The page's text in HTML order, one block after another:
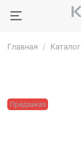
Главная Каталог
Предзаказ